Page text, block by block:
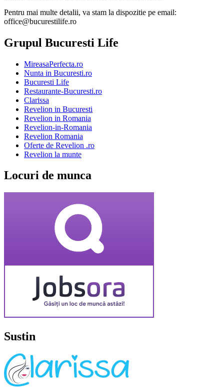
Pentru mai multe detalii, va stam la dispozitie pe email:
office@bucurestilife.ro
Grupul Bucuresti Life
MireasaPerfecta.ro
Nunta in Bucuresti.ro
Bucuresti Life
Restaurante-Bucuresti.ro
Clarissa
Revelion in Bucuresti
Revelion in Romania
Revelion-in-Romania
Revelion Romania
Oferte de Revelion .ro
Revelion la munte
Locuri de munca
Sustin